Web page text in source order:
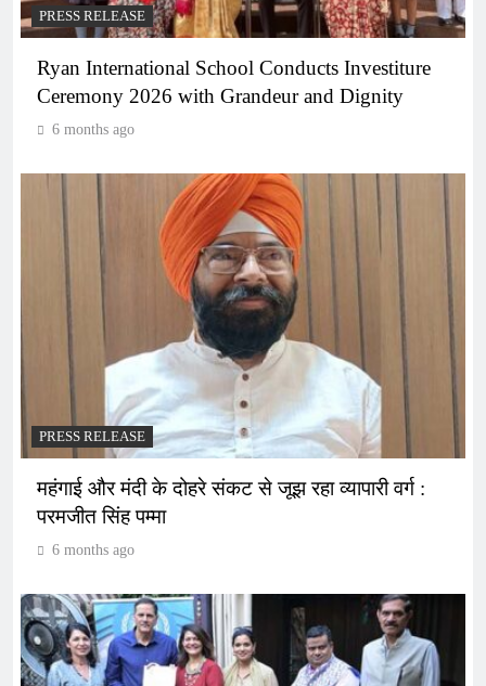
PRESS RELEASE
Ryan International School Conducts Investiture
Ceremony 2026 with Grandeur and Dignity
6 months ago
PRESS RELEASE
महंगाई और मंदी के दोहरे संकट से जूझ रहा व्यापारी वर्ग :
परमजीत सिंह पम्मा
6 months ago